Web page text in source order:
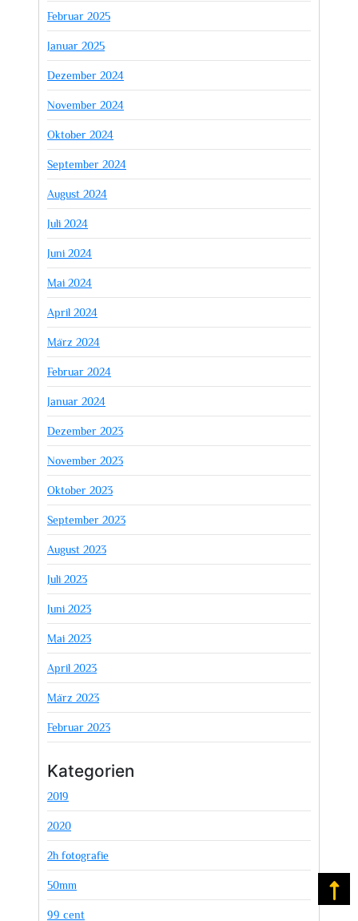
Februar 2025
Januar 2025
Dezember 2024
November 2024
Oktober 2024
September 2024
August 2024
Juli 2024
Juni 2024
Mai 2024
April 2024
März 2024
Februar 2024
Januar 2024
Dezember 2023
November 2023
Oktober 2023
September 2023
August 2023
Juli 2023
Juni 2023
Mai 2023
April 2023
März 2023
Februar 2023
Kategorien
2019
2020
2h fotografie
50mm
99 cent